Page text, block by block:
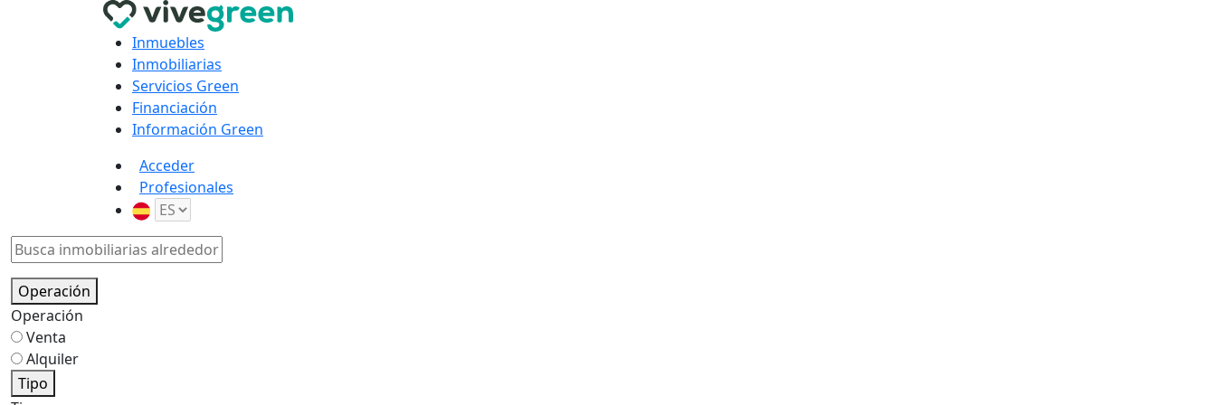
Inmuebles
Inmobiliarias
Servicios Green
Financiación
Información Green
Acceder
Profesionales
Operación
Operación
Venta
Alquiler
Tipo